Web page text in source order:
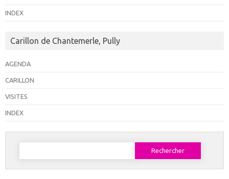
INDEX
Carillon de Chantemerle, Pully
AGENDA
CARILLON
VISITES
INDEX
Rechercher :